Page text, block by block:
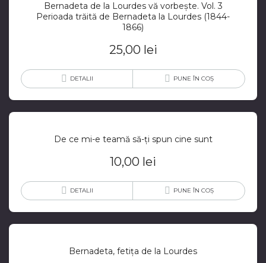
Bernadeta de la Lourdes vă vorbește. Vol. 3
Perioada trăită de Bernadeta la Lourdes (1844-
1866)
25,00 lei
DETALII PUNE ÎN COȘ
De ce mi-e teamă să-ți spun cine sunt
10,00 lei
DETALII PUNE ÎN COȘ
Bernadeta, fetița de la Lourdes